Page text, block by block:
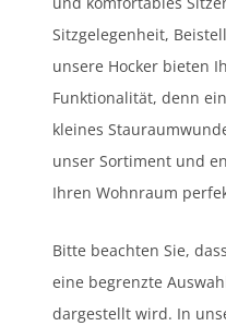
Sitzgelegenheit,
unsere Hocker bieten
Funktionalität, denn
kleines
unser Sortiment und
Ihren Wohnraum
Bitte beachten Sie,
eine begrenzte
dargestellt wird. In